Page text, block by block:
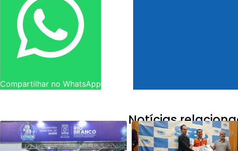
Compartilhar no WhatsApp
Notícias